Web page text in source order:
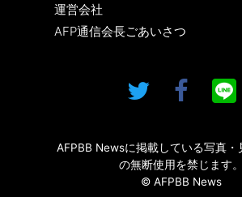
運営会社
AFP通信会長ごあいさつ
AFPBB Newsに掲載している写真・
の無断使用を禁じます。
© AFPBB News